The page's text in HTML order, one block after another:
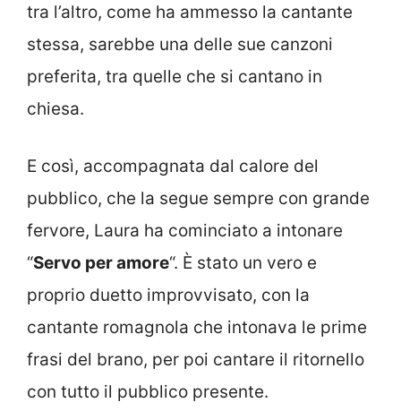
tra l’altro, come ha ammesso la cantante
stessa, sarebbe una delle sue canzoni
preferita, tra quelle che si cantano in
chiesa.
E così, accompagnata dal calore del
pubblico, che la segue sempre con grande
fervore, Laura ha cominciato a intonare
“Servo per amore“. È stato un vero e
proprio duetto improvvisato, con la
cantante romagnola che intonava le prime
frasi del brano, per poi cantare il ritornello
con tutto il pubblico presente.